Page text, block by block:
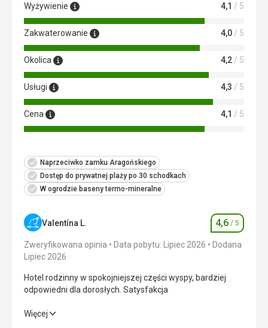
Wyżywienie
4,1 / 5
Zakwaterowanie 4,0 / 5
Okolica 4,2 / 5
Usługi 4,3 / 5
Cena 4,1 / 5
Naprzeciwko zamku Aragońskiego
Dostęp do prywatnej plaży po 30 schodkach
W ogrodzie baseny termo-mineralne
Valentína L. Ocena
4,6 / 5
Zweryfikowana opinia Data pobytu: Lipiec 2026
Dodana
Lipiec 2026
Hotel rodzinny w spokojniejszej części wyspy, bardziej
odpowiedni dla dorosłych. Satysfakcja
Hotel rodzinny w spokojniejszej części wyspy, bardziej
Więcej